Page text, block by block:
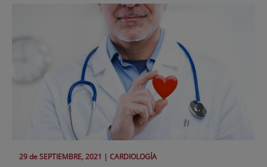
29 deSEPTIEMBRE, 2021 | CARDIOLOGÍA